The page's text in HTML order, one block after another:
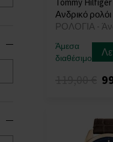
Ανδρικό ρολόι
ΡΟΛΟΓΙΑ -
Άμεσα
διαθέσιμο